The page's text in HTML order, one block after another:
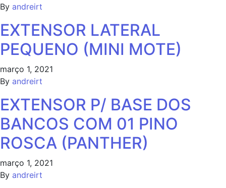
By andreirt
EXTENSOR LATERAL
PEQUENO (MINI MOTE)
março 1, 2021
By andreirt
EXTENSOR P/ BASE DOS
BANCOS COM 01 PINO
ROSCA (PANTHER)
março 1, 2021
By andreirt